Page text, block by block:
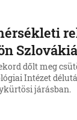
meg csütörtökön
Intézet
járásban.